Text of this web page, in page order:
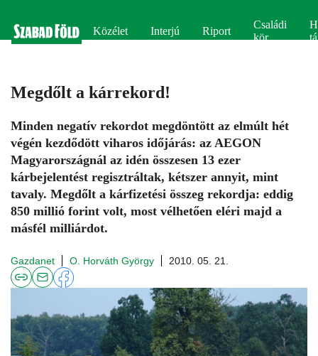
Közélet Interjú Riport
Családi
kör
Megdőlt a kárrekord!
Minden negatív rekordot megdöntött az elmúlt hét
végén kezdődött viharos időjárás: az AEGON
Magyarországnál az idén összesen 13 ezer
kárbejelentést regisztráltak, kétszer annyit, mint
tavaly. Megdőlt a kárfizetési összeg rekordja: eddig
850 millió forint volt, most vélhetően eléri majd a
másfél milliárdot.
Gazdanet O. Horváth György 2010. 05. 21.